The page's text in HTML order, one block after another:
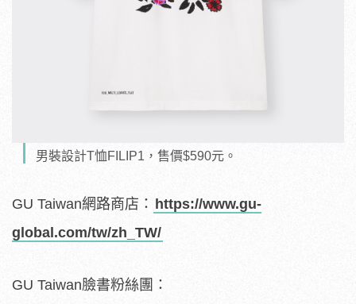
男裝設計T恤FILIP1，售價$590元。
GU Taiwan網路商店： https://www.gu-
global.com/tw/zh_TW/
GU Taiwan臉書粉絲團：